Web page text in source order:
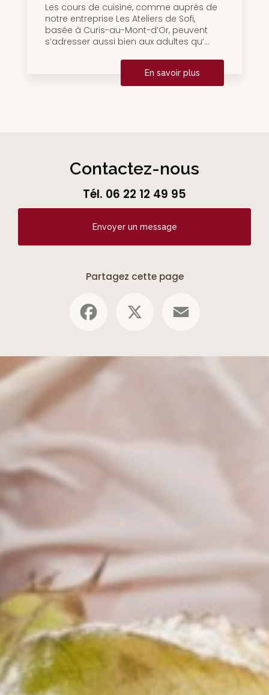
Les cours de cuisine, comme auprès de
notre entreprise Les Ateliers de Sofi,
basée à Curis-au-Mont-d’Or, peuvent
s’adresser aussi bien aux adultes qu’...
En savoir plus
Contactez-nous
Tél. 06 22 12 49 95
Envoyer un message
Partagez cette page